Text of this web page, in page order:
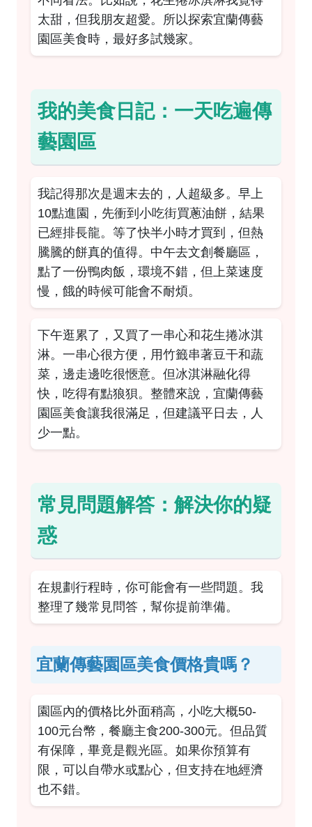
太甜，但我朋友超愛。所以探索宜蘭傳藝
園區美食時，最好多試幾家。
我的美食日記：一天吃遍傳
藝園區
我記得那次是週末去的，人超級多。早上
10點進園，先衝到小吃街買蔥油餅，結果
已經排長龍。等了快半小時才買到，但熱
騰騰的餅真的值得。中午去文創餐廳區，
點了一份鴨肉飯，環境不錯，但上菜速度
慢，餓的時候可能會不耐煩。
下午逛累了，又買了一串心和花生捲冰淇
淋。一串心很方便，用竹籤串著豆干和蔬
菜，邊走邊吃很愜意。但冰淇淋融化得
快，吃得有點狼狽。整體來說，宜蘭傳藝
園區美食讓我很滿足，但建議平日去，人
少一點。
常見問題解答：解決你的疑
惑
在規劃行程時，你可能會有一些問題。我
整理了幾常見問答，幫你提前準備。
宜蘭傳藝園區美食價格貴嗎？
園區內的價格比外面稍高，小吃大概50-
100元台幣，餐廳主食200-300元。但品質
有保障，畢竟是觀光區。如果你預算有
限，可以自帶水或點心，但支持在地經濟
也不錯。